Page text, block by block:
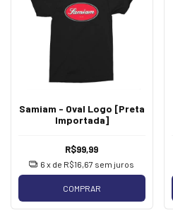
Samiam - Oval Logo [Preta
Importada]
R$99,99
6 x de R$16,67 sem juros
COMPRAR